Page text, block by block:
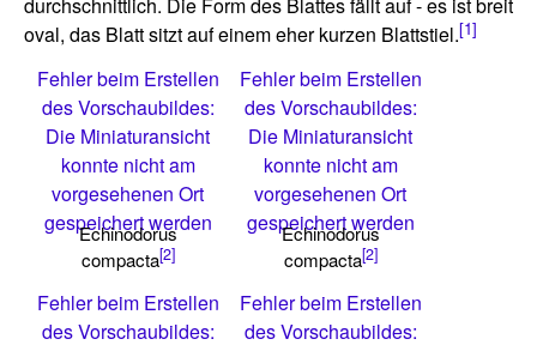
durchschnittlich. Die Form des Blattes fällt auf - es ist breit
oval, das Blatt sitzt auf einem eher kurzen Blattstiel.[1]
Fehler beim Erstellen
des Vorschaubildes:
Die Miniaturansicht
konnte nicht am
vorgesehenen Ort
gespeichert werden
Echinodorus
compacta[2]
Fehler beim Erstellen
des Vorschaubildes:
Die Miniaturansicht
konnte nicht am
vorgesehenen Ort
gespeichert werden
Echinodorus
compacta[2]
Fehler beim Erstellen
des Vorschaubildes:
Fehler beim Erstellen
des Vorschaubildes: